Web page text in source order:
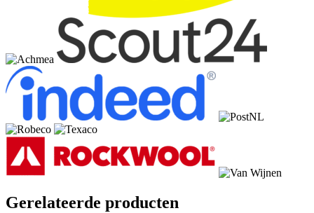
Gerelateerde producten